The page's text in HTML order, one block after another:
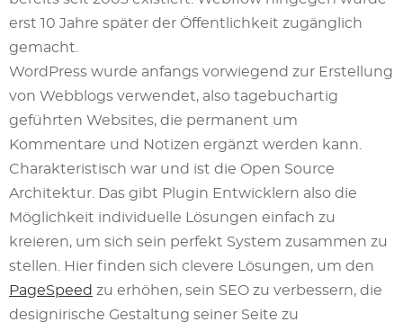
erst 10 Jahre später der Öffentlichkeit zugänglich
gemacht.
WordPress wurde anfangs vorwiegend zur Erstellung
von Webblogs verwendet, also tagebuchartig
geführten Websites, die permanent um
Kommentare und Notizen ergänzt werden kann.
Charakteristisch war und ist die Open Source
Architektur. Das gibt Plugin Entwicklern also die
Möglichkeit individuelle Lösungen einfach zu
kreieren, um sich sein perfekt System zusammen zu
stellen. Hier finden sich clevere Lösungen, um den
PageSpeed zu erhöhen, sein SEO zu verbessern, die
designirische Gestaltung seiner Seite zu